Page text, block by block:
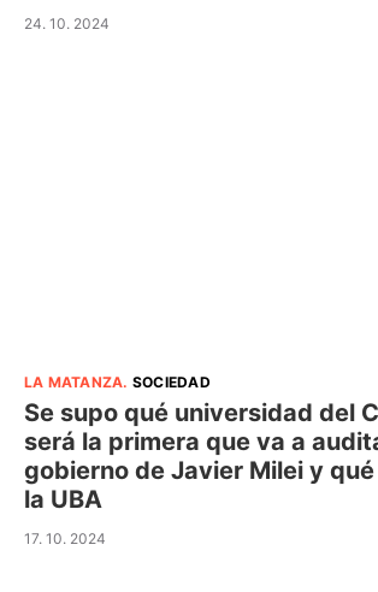
24. 10. 2024
LA MATANZA. SOCIEDAD
Se supo qué universidad del
será la primera que va a
gobierno de Javier Milei y
la UBA
17. 10. 2024